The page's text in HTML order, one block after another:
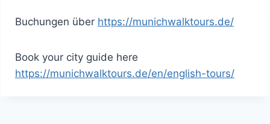
Buchungen über https://munichwalktours.de/
Book your city guide here
https://munichwalktours.de/en/english-tours/